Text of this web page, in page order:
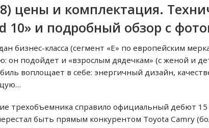
цены и комплектация.
10» и подробный обзор с
бизнес-класса (сегмент «E» по европейским
он подойдет и «взрослым дядечкам» (с женой и
воплощает в себе: энергичный дизайн,
трехобъемника справило официальный дебют
быть прямым конкурентом Toyota Camry